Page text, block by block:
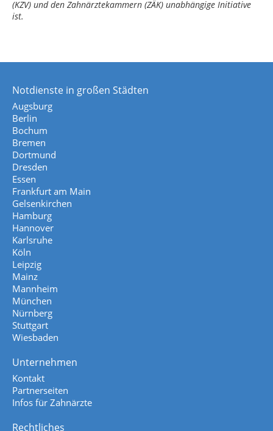
(KZV) und den Zahnärztekammern (ZÄK) unabhängige Initiative
ist.
Notdienste in großen Städten
Augsburg
Berlin
Bochum
Bremen
Dortmund
Dresden
Essen
Frankfurt am Main
Gelsenkirchen
Hamburg
Hannover
Karlsruhe
Köln
Leipzig
Mainz
Mannheim
München
Nürnberg
Stuttgart
Wiesbaden
Unternehmen
Kontakt
Partnerseiten
Infos für Zahnärzte
Rechtliches